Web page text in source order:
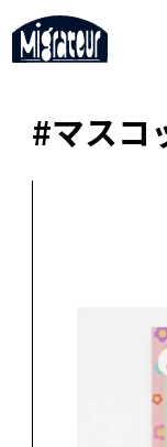
#マスコ